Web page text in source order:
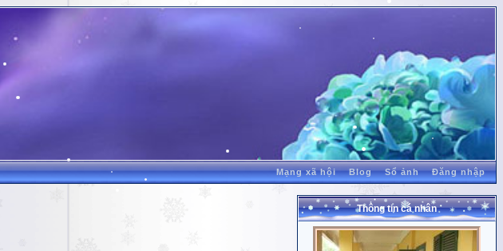
Mạng xã hội Blog Sổ ảnh Đăng nhập
Thông tin cá nhân